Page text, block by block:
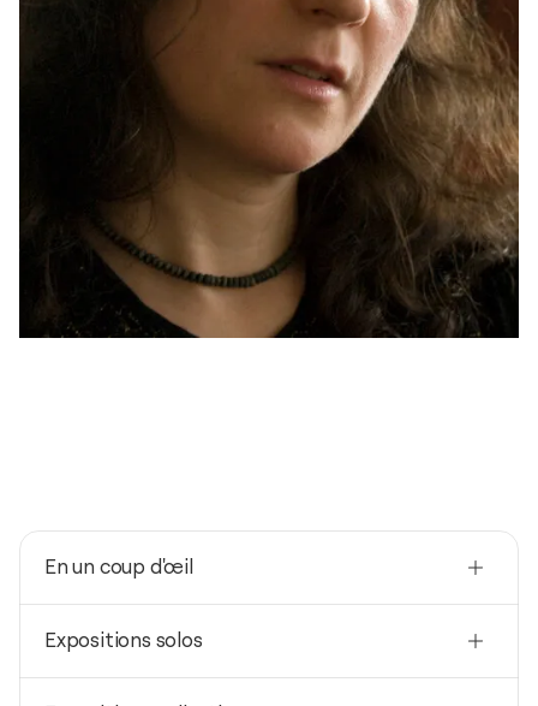
En un coup d'œil
Allemagne
Né(e) en
Expositions solos